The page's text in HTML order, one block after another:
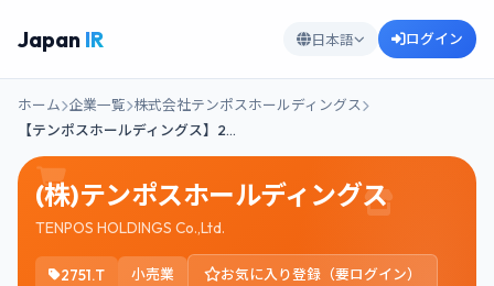
Japan IR 日本語 ログイン
ホーム 企業一覧 株式会社テンポスホールディングス
【テンポスホールディングス】2…
(株)テンポスホールディングス
TENPOS HOLDINGS Co.,Ltd.
2751.T 小売業 お気に入り登録（要ログイン）